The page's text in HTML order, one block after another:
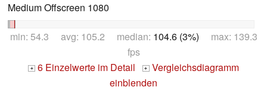
Medium Offscreen 1080
min: 54.3 avg: 105.2 median: 104.6 (3%) max: 139.3
fps
+ 6 Einzelwerte im Detail + Vergleichsdiagramm
einblenden